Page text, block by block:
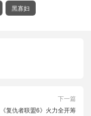
黑寡妇
下一篇
《复仇者联盟6》火力全开筹